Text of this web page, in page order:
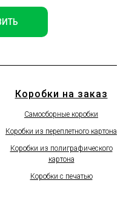
Коробки на заказ
Самосборные коробки
Коробки из переплетного картона
Коробки из полиграфического
картона
Коробки с печатью